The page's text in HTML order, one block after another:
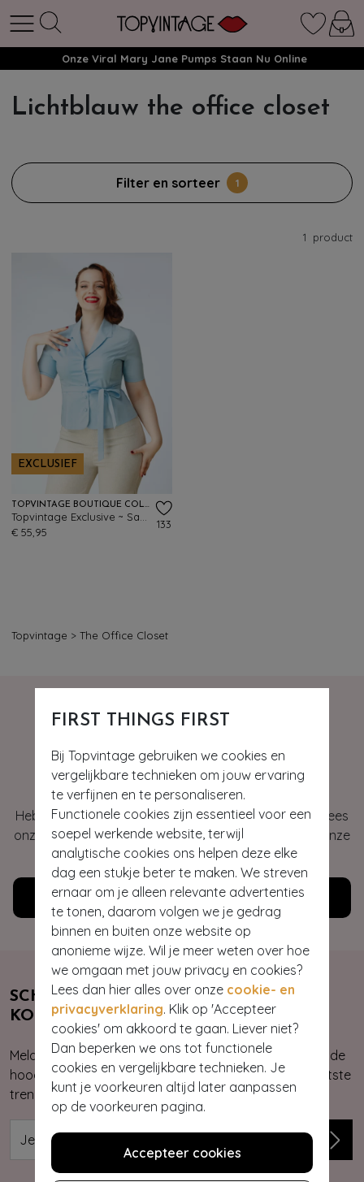
FIRST THINGS FIRST
Bij Topvintage gebruiken we cookies en
vergelijkbare technieken om jouw ervaring
te verfijnen en te personaliseren.
Functionele cookies zijn essentieel voor een
soepel werkende website, terwijl
analytische cookies ons helpen deze elke
dag een stukje beter te maken. We streven
ernaar om je alleen relevante advertenties
te tonen, daarom volgen we je gedrag
binnen en buiten onze website op
anonieme wijze. Wil je meer weten over hoe
we omgaan met jouw privacy en cookies?
Lees dan hier alles over onze cookie- en
privacyverklaring. Klik op 'Accepteer
cookies' om akkoord te gaan. Liever niet?
Dan beperken we ons tot functionele
cookies en vergelijkbare technieken. Je
kunt je voorkeuren altijd later aanpassen
op de voorkeuren pagina.
Accepteer cookies
Onze Viral Mary Jane Pumps Staan Nu Online
Lichtblauw the office closet
Filter en sorteer 1
1 product
EXCLUSIEF
TOPVINTAGE BOUTIQUE COLLECTION
€ 55,95
133
Topvintage > The Office Closet
Hey gorgeous
Heb je vragen of heb je hulp nodig bij je bestelling? Lees
onze veelgestelde vragen of neem contact op met onze
klantenservice. Wij helpen je graag!
Klantenservice
SCHRIJF JE NU IN & ONTVANG 10%
KORTING
Meld je aan voor onze nieuwsbrief. Zo ben je altijd op de
hoogte van onze nieuwste & exclusieve collecties, laatste
trends, kortingsacties en giveaways.